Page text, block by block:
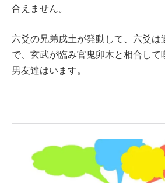
合えません。
六爻の兄弟戌土が発動して、六爻は
で、玄武が臨み官鬼卯木と相合し
男友達はいます。